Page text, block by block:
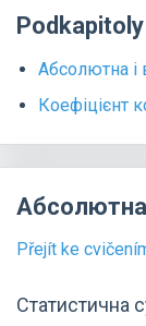
Podkapitoly
Абсолютна і
Коефіцієнт
Абсолютна
Přejít ke
Статистична